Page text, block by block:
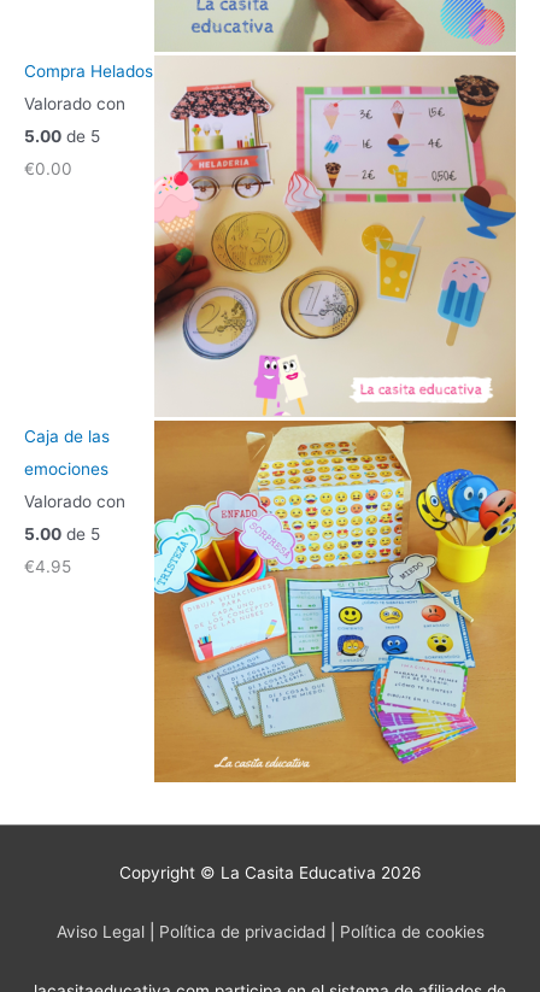
Compra Helados
Valorado con
5.00 de 5
€0.00
Caja de las
emociones
Valorado con
5.00 de 5
€4.95
Copyright © La Casita Educativa 2026
Aviso Legal| Política de privacidad| Política de cookies